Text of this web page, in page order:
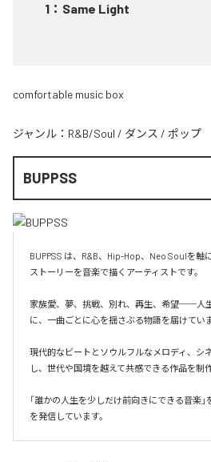
1 ： Same Light
comfortable music box
ジャンル： R&B/Soul / ダンス / ポップ
BUPPSS
BUPPSS は、R&B、Hip-Hop、Neo Soulを軸
ストーリーを音楽で描くアーティストです。
家族愛、夢、挑戦、別れ、再生、希望──人
に、一曲ごとに心を揺さぶる物語を届けていま
現代的なビートとソウルフルなメロディ、シ
し、世代や国境を越えて共感できる作品を制作
「誰かの人生を少しだけ前向きにできる音楽
を発信しています。